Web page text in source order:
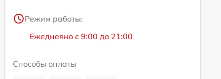
Режим работы:
Ежедневно с 9:00 до 21:00
Способы оплаты